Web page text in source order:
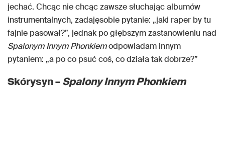
jechać. Chcąc nie chcąc zawsze słuchając albumów
instrumentalnych, zadajęsobie pytanie: „jaki raper by tu
fajnie pasował?”, jednak po głębszym zastanowieniu nad
Spalonym Innym Phonkiemodpowiadam innym
pytaniem: „a po co psuć coś, co działa tak dobrze?”
Skórysyn –Spalony Innym Phonkiem